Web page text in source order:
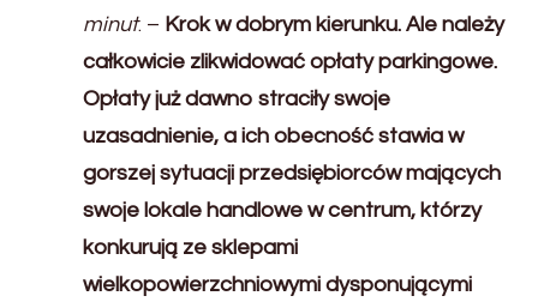
minut. – Krok w dobrym kierunku. Ale należy
całkowicie zlikwidować opłaty parkingowe.
Opłaty już dawno straciły swoje
uzasadnienie, a ich obecność stawia w
gorszej sytuacji przedsiębiorców mających
swoje lokale handlowe w centrum, którzy
konkurują ze sklepami
wielkopowierzchniowymi dysponującymi